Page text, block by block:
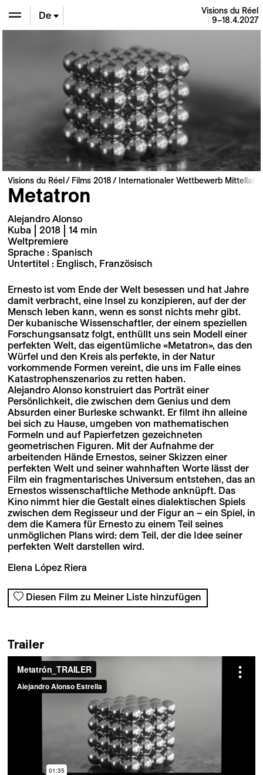
De
Visions du Réel
9–18.4.2027
Visions du Réel Films 2018 Internationaler Wettbewerb
Metatron
Alejandro Alonso
Kuba | 2018 | 14 min
Weltpremiere
Sprache : Spanisch
Untertitel : Englisch, Französisch
Ernesto ist vom Ende der Welt besessen und hat Jahre
damit verbracht, eine Insel zu konzipieren, auf der der
Mensch leben kann, wenn es sonst nichts mehr gibt.
Der kubanische Wissenschaftler, der einem speziellen
Forschungsansatz folgt, enthüllt uns sein Modell einer
perfekten Welt, das eigentümliche «Metatron», das den
Würfel und den Kreis als perfekte, in der Natur
vorkommende Formen vereint, die uns im Falle eines
Katastrophenszenarios zu retten haben.
Alejandro Alonso konstruiert das Porträt einer
Persönlichkeit, die zwischen dem Genius und dem
Absurden einer Burleske schwankt. Er filmt ihn alleine
bei sich zu Hause, umgeben von mathematischen
Formeln und auf Papierfetzen gezeichneten
geometrischen Figuren. Mit der Aufnahme der
arbeitenden Hände Ernestos, seiner Skizzen einer
perfekten Welt und seiner wahnhaften Worte lässt der
Film ein fragmentarisches Universum entstehen, das an
Ernestos wissenschaftliche Methode anknüpft. Das
Kino nimmt hier die Gestalt eines dialektischen Spiels
zwischen dem Regisseur und der Figur an – ein Spiel, in
dem die Kamera für Ernesto zu einem Teil seines
unmöglichen Plans wird: dem Teil, der die Idee seiner
perfekten Welt darstellen wird.
Elena López Riera
Diesen Film zu Meiner Liste hinzufügen
Trailer